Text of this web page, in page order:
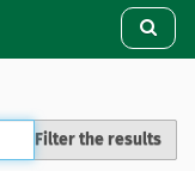
Filter the results